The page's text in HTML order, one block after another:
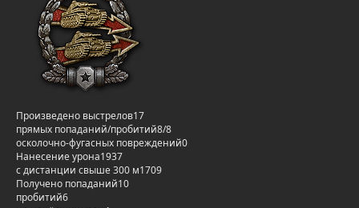
Произведено выстрелов17
прямых попаданий/пробитий8/8
осколочно-фугасных повреждений0
Нанесение урона1937
с дистанции свыше 300 м1709
Получено попаданий10
пробитий6